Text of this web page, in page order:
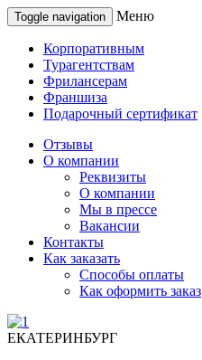
Toggle navigation Меню
Корпоративным
Турагентствам
Фрилансерам
Франшиза
Подарочный сертификат
Отзывы
О компании
Реквизиты
О компании
Мы в прессе
Вакансии
Контакты
Как заказать
Способы оплаты
Как оформить заказ
ЕКАТЕРИНБУРГ